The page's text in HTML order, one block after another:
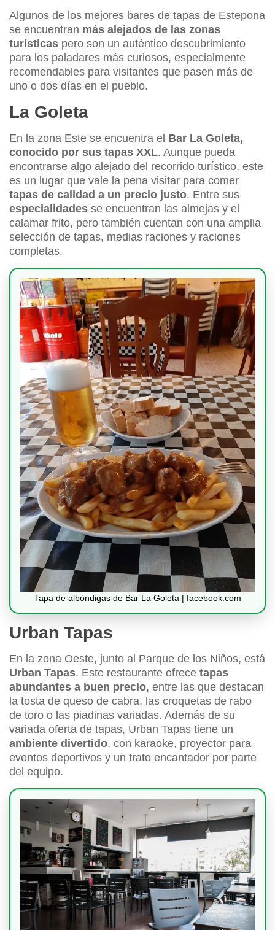
Algunos de los mejores bares de tapas de Estepona
se encuentran más alejados de las zonas
turísticas pero son un auténtico descubrimiento
para los paladares más curiosos, especialmente
recomendables para visitantes que pasen más de
uno o dos días en el pueblo.
La Goleta
En la zona Este se encuentra el Bar La Goleta,
conocido por sus tapas XXL. Aunque pueda
encontrarse algo alejado del recorrido turístico, este
es un lugar que vale la pena visitar para comer
tapas de calidad a un precio justo. Entre sus
especialidades se encuentran las almejas y el
calamar frito, pero también cuentan con una amplia
selección de tapas, medias raciones y raciones
completas.
Tapa de albóndigas de Bar La Goleta | facebook.com
Urban Tapas
En la zona Oeste, junto al Parque de los Niños, está
Urban Tapas. Este restaurante ofrece tapas
abundantes a buen precio, entre las que destacan
la tosta de queso de cabra, las croquetas de rabo
de toro o las piadinas variadas. Además de su
variada oferta de tapas, Urban Tapas tiene un
ambiente divertido, con karaoke, proyector para
eventos deportivos y un trato encantador por parte
del equipo.